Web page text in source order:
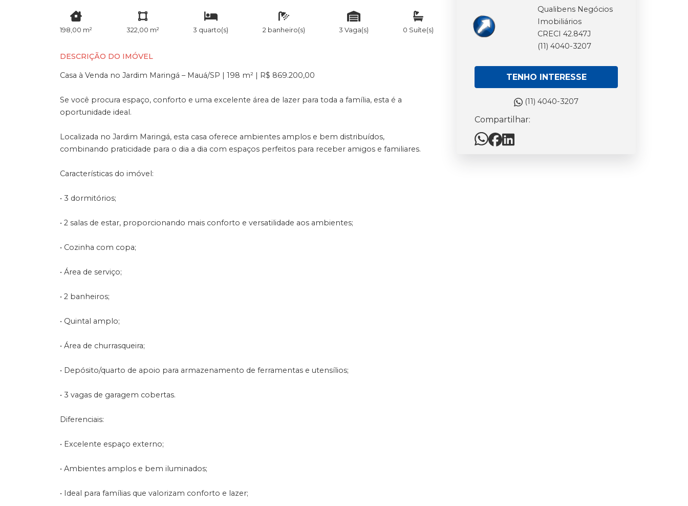
198,00 m² 322,00 m² 3 quarto(s) 2 banheiro(s) 3 Vaga(s) 0 Suíte(s)
DESCRIÇÃO DO IMÓVEL
Casa à Venda no Jardim Maringá – Mauá/SP | 198 m² | R$ 869.200,00
Se você procura espaço, conforto e uma excelente área de lazer para toda a família, esta é a
oportunidade ideal.
Localizada no Jardim Maringá, esta casa oferece ambientes amplos e bem distribuídos,
combinando praticidade para o dia a dia com espaços perfeitos para receber amigos e familiares.
Características do imóvel:
• 3 dormitórios;
• 2 salas de estar, proporcionando mais conforto e versatilidade aos ambientes;
• Cozinha com copa;
• Área de serviço;
• 2 banheiros;
• Quintal amplo;
• Área de churrasqueira;
• Depósito/quarto de apoio para armazenamento de ferramentas e utensílios;
• 3 vagas de garagem cobertas.
Diferenciais:
• Excelente espaço externo;
• Ambientes amplos e bem iluminados;
• Ideal para famílias que valorizam conforto e lazer;
Qualibens Negócios
Imobiliários
CRECI 42.847J
(11) 4040-3207
TENHO INTERESSE
(11) 4040-3207
Compartilhar: